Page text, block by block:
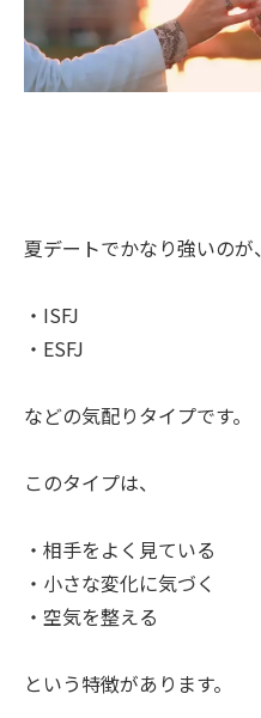
夏デートでかなり強いのが、
・ISFJ
・ESFJ
などの気配りタイプです。
このタイプは、
・相手をよく見ている
・小さな変化に気づく
・空気を整える
という特徴があります。